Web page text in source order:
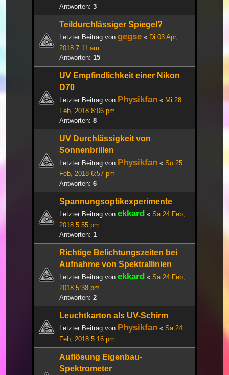
Antworten: 3
Teildurchlässiger Spiegel?
Letzter Beitrag von gegse « Di 03 Apr,
2018 7:11 am
Antworten: 15
UV Empfindlichkeit einer Nikon
D70
Letzter Beitrag von Physikfan « Mi 28
Feb, 2018 8:06 pm
Antworten: 8
UV Durchlässigkeit von
Sonnenbrillen
Letzter Beitrag von Physikfan « So 25
Feb, 2018 6:57 pm
Antworten: 6
Spannungsoptikexperimente
Letzter Beitrag von ekkard « Sa 24 Feb,
2018 5:55 pm
Antworten: 1
Richtige Belichtungszeiten bei
Aufnahme von Spektrallinien
Letzter Beitrag von ekkard « Sa 24 Feb,
2018 5:38 pm
Antworten: 2
Leuchtkarton als UV-Schirm
Letzter Beitrag von Physikfan « Sa 24
Feb, 2018 5:16 pm
Auflösung Eigenbau-
Spektrometer